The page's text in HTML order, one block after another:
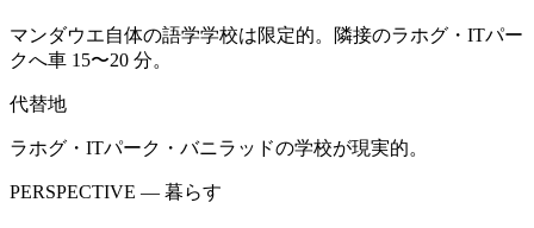
マンダウエ自体の語学学校は限定的。隣接のラホグ・ITパー
クへ車 15〜20 分。
代替地
ラホグ・ITパーク・バニラッドの学校が現実的。
PERSPECTIVE — 暮らす